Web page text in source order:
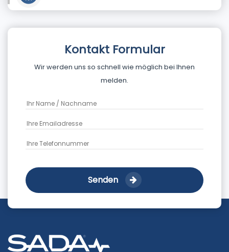
Kontakt Formular
Wir werden uns so schnell wie möglich bei Ihnen
melden.
Senden